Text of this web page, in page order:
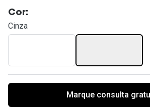
Cor:
Cinza
Marque consulta